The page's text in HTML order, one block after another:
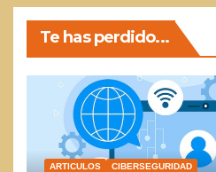
Te has perdido...
ARTICULOS CIBERSEGURIDAD